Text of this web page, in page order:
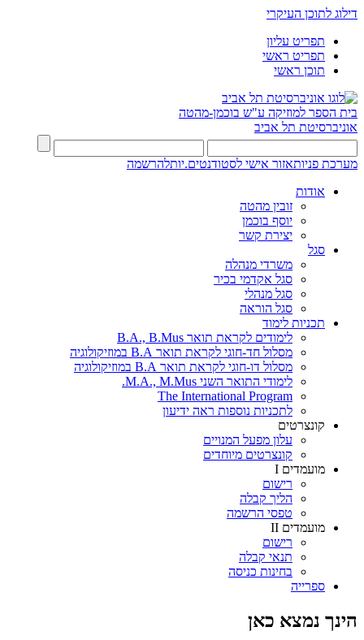
דילוג לתוכן העיקרי
תפריט עליון
תפריט ראשי
תוכן ראשי
בית הספר למוזיקה ע"ש בוכמן-מהטה
אוניברסיטת תל אביב
מערכת פניותאזור אישי לסטודנטים.יותלהרשמה
אודות
זובין מהטה
יוסף בוכמן
יצירת קשר
סגל
משרדי מנהלה
סגל אקדמי בכיר
סגל מנהלי
סגל הוראה
תכניות לימוד
לימודים לקראת תואר B.A., B.Mus
מסלול חד-חוגי לקראת תואר B.A במוזיקולוגיה
מסלול דו-חוגי לקראת תואר B.A במוזיקולוגיה
לימודי התואר השני M.A., M.Mus.
The International Program
לתכניות נוספות ראה ידיעון
קונצרטים
עלון מפעל המנויים
קונצרטים מיוחדים
מועמדים I
רישום
הליך קבלה
טפסי הרשמה
מועמדים II
רישום
תנאי קבלה
בחינות כניסה
ספרייה
הינך נמצא כאן